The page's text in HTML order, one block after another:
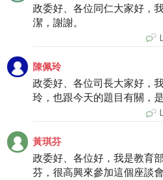
政委好、各位同仁大家好，
潔，謝謝。
陳佩玲
政委好、各位司長大家好，
玲，也跟今天的題目有關，
黃琪芬
政委好、各位好，我是教育
芬，很高興來參加這個座談會